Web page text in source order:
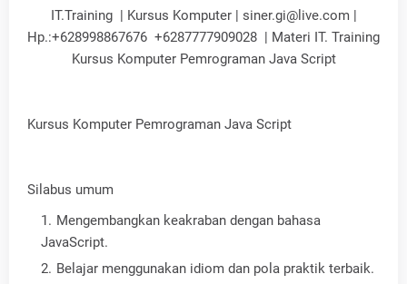
IT.Training | Kursus Komputer | siner.gi@live.com |
Hp.:+628998867676 +6287777909028 | Materi IT. Training
Kursus Komputer Pemrograman Java Script
Kursus Komputer Pemrograman Java Script
Silabus umum
Mengembangkan keakraban dengan bahasa
JavaScript.
Belajar menggunakan idiom dan pola praktik terbaik.